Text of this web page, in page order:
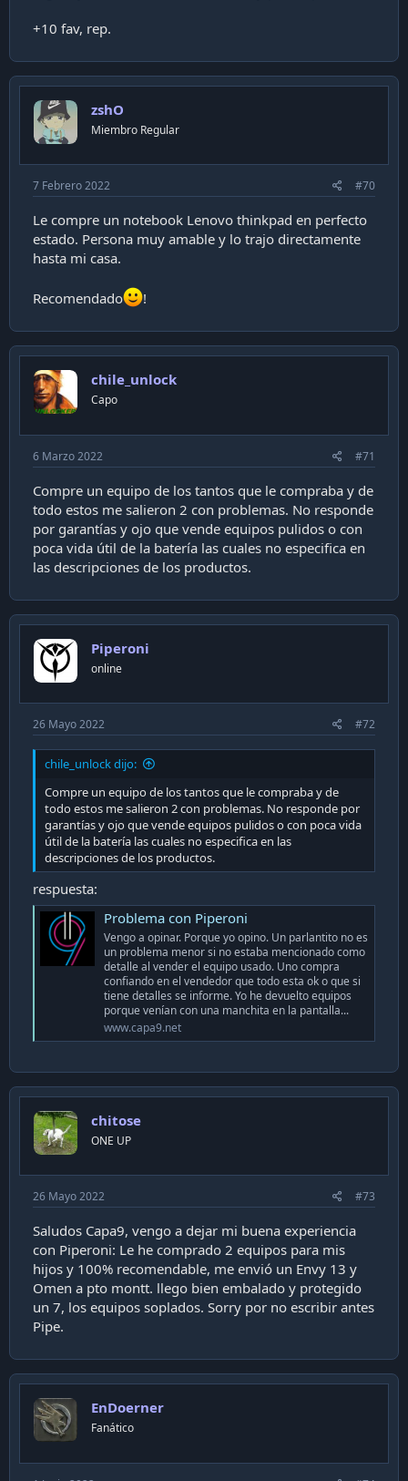
+10 fav, rep.
zshO
Miembro Regular
7 Febrero 2022 #70
Le compre un notebook Lenovo thinkpad en perfecto
estado. Persona muy amable y lo trajo directamente
hasta mi casa.
Recomendado !
chile_unlock
Capo
6 Marzo 2022 #71
Compre un equipo de los tantos que le compraba y de
todo estos me salieron 2 con problemas. No responde
por garantías y ojo que vende equipos pulidos o con
poca vida útil de la batería las cuales no especifica en
las descripciones de los productos.
Piperoni
online
26 Mayo 2022 #72
chile_unlock dijo:
Compre un equipo de los tantos que le compraba y de
todo estos me salieron 2 con problemas. No responde por
garantías y ojo que vende equipos pulidos o con poca vida
útil de la batería las cuales no especifica en las
descripciones de los productos.
respuesta:
Problema con Piperoni
Vengo a opinar. Porque yo opino. Un parlantito no es
un problema menor si no estaba mencionado como
detalle al vender el equipo usado. Uno compra
confiando en el vendedor que todo esta ok o que si
tiene detalles se informe. Yo he devuelto equipos
porque venían con una manchita en la pantalla...
www.capa9.net
chitose
ONE UP
26 Mayo 2022 #73
Saludos Capa9, vengo a dejar mi buena experiencia
con Piperoni: Le he comprado 2 equipos para mis
hijos y 100% recomendable, me envió un Envy 13 y
Omen a pto montt. llego bien embalado y protegido
un 7, los equipos soplados. Sorry por no escribir antes
Pipe.
EnDoerner
Fanático